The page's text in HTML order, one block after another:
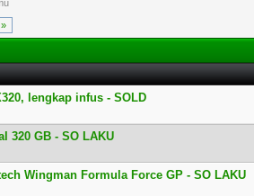
lengkap infus - SOLD
320 GB - SO LAKU
Wingman Formula Force GP - SO LAKU
0 Voting - 0 dari 5